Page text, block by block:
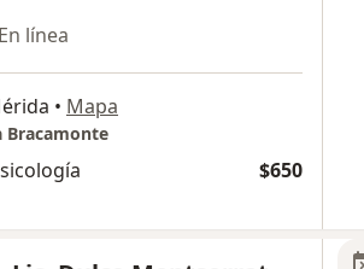
En línea
• Mapa
Bracamonte
$650